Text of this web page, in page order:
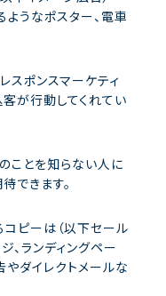
ようなポスター、電車
スポンスマーケティ
が行動してくれてい
ことを知らない人に
できます。
ピーは（以下セール
、ランディングペー
ダイレクトメールな